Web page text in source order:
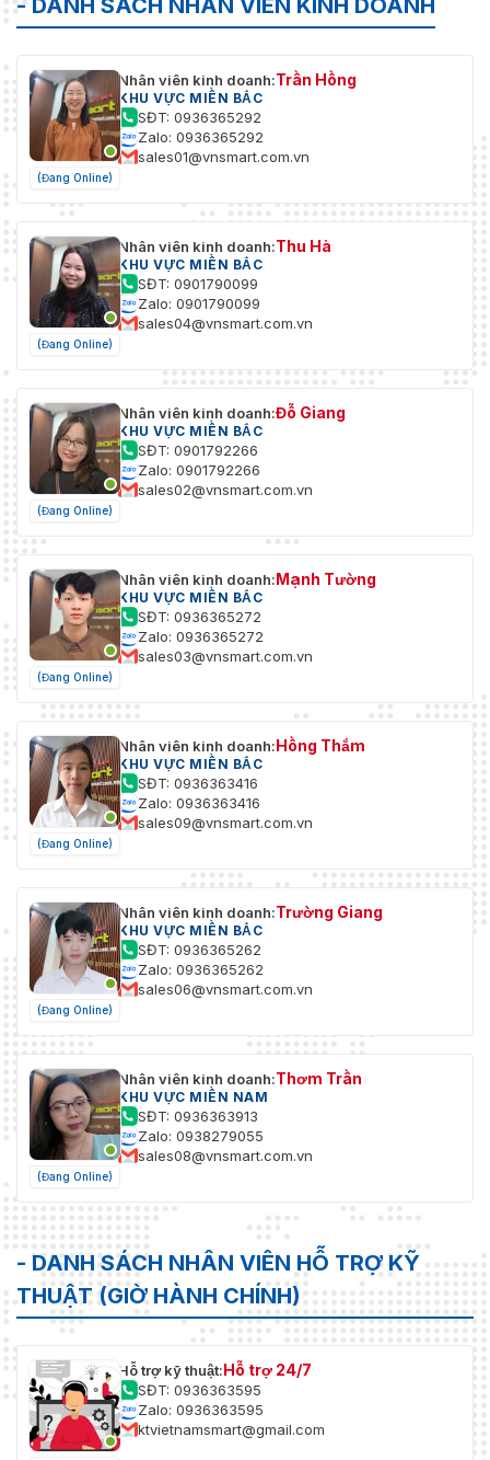
- DANH SÁCH NHÂN VIÊN KINH DOANH
(Đang Online)
Nhân viên kinh doanh:Trần Hồng
KHU VỰC MIỀN BẮC
SĐT: 0936365292
Zalo: 0936365292
sales01@vnsmart.com.vn
(Đang Online)
Nhân viên kinh doanh:Thu Hà
KHU VỰC MIỀN BẮC
SĐT: 0901790099
Zalo: 0901790099
sales04@vnsmart.com.vn
(Đang Online)
Nhân viên kinh doanh:Đỗ Giang
KHU VỰC MIỀN BẮC
SĐT: 0901792266
Zalo: 0901792266
sales02@vnsmart.com.vn
(Đang Online)
Nhân viên kinh doanh:Mạnh Tường
KHU VỰC MIỀN BẮC
SĐT: 0936365272
Zalo: 0936365272
sales03@vnsmart.com.vn
(Đang Online)
Nhân viên kinh doanh:Hồng Thắm
KHU VỰC MIỀN BẮC
SĐT: 0936363416
Zalo: 0936363416
sales09@vnsmart.com.vn
(Đang Online)
Nhân viên kinh doanh:Trường Giang
KHU VỰC MIỀN BẮC
SĐT: 0936365262
Zalo: 0936365262
sales06@vnsmart.com.vn
(Đang Online)
Nhân viên kinh doanh:Thơm Trần
KHU VỰC MIỀN NAM
SĐT: 0936363913
Zalo: 0938279055
sales08@vnsmart.com.vn
- DANH SÁCH NHÂN VIÊN HỖ TRỢ KỸ
THUẬT (GIỜ HÀNH CHÍNH)
Hỗ trợ kỹ thuật:Hỗ trợ 24/7
SĐT: 0936363595
Zalo: 0936363595
ktvietnamsmart@gmail.com